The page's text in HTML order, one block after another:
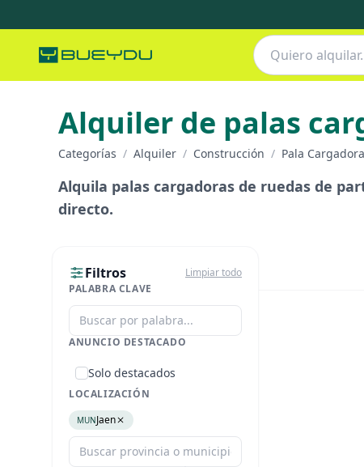
Alquiler de palas
Categorías / Alquiler / Construcción / Pala Cargadora
Alquila palas cargadoras de ruedas de
directo.
Filtros
Limpiar todo
PALABRA CLAVE
ANUNCIO DESTACADO
Solo destacados
LOCALIZACIÓN
MUNJaen